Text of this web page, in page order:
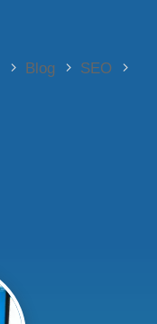
Blog
SEO